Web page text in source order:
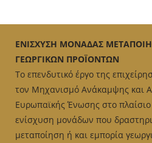
ΕΝΙΣΧΥΣΗ ΜΟΝΑΔΑΣ
ΓΕΩΡΓΙΚΩΝ ΠΡΟΪΟΝΤΩΝ
Το επενδυτικό έργο της
τον Μηχανισμό Ανάκαμψης και
Ευρωπαϊκής Ένωσης στο
ενίσχυση μονάδων που
μεταποίηση ή και εμπορία